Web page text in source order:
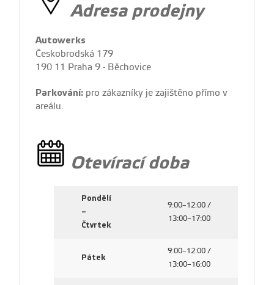
Adresa prodejny
Autowerks
Českobrodská 179
190 11 Praha 9 - Běchovice
Parkování: pro zákazníky je zajištěno přímo v
areálu.
Otevírací doba
Pondělí
–
Čtvrtek
9:00–12:00 /
13:00–17:00
Pátek
9:00–12:00 /
13:00–16:00